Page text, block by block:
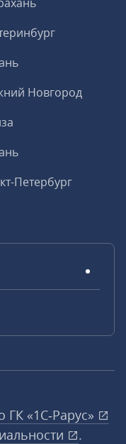
Новгород
Петербург
«1С‑Рарус»
.